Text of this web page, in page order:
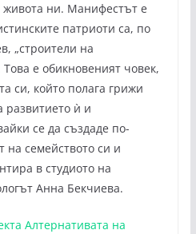
живота ни. Манифестът е
патриоти са, по
„строители на
е обикновеният човек,
си, който полага грижи
развитието ѝ и
се да създаде по-
на семейството си и
в студиото на
Анна Бекчиева.
Алтернативата на